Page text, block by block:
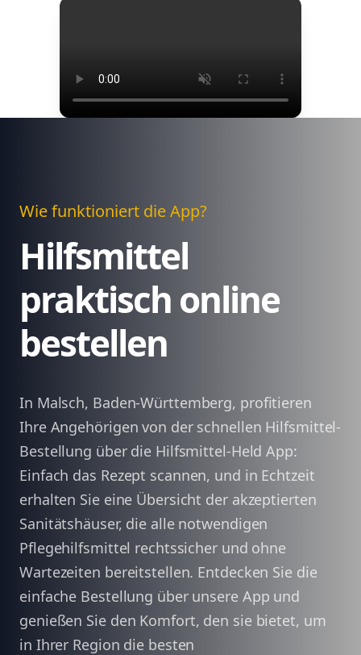
Wie funktioniert die App?
Hilfsmittel
praktisch online
bestellen
In Malsch, Baden-Württemberg, profitieren
Ihre Angehörigen von der schnellen Hilfsmittel-
Bestellung über die Hilfsmittel-Held App:
Einfach das Rezept scannen, und in Echtzeit
erhalten Sie eine Übersicht der akzeptierten
Sanitätshäuser, die alle notwendigen
Pflegehilfsmittel rechtssicher und ohne
Wartezeiten bereitstellen. Entdecken Sie die
einfache Bestellung über unsere App und
genießen Sie den Komfort, den sie bietet, um
in Ihrer Region die besten